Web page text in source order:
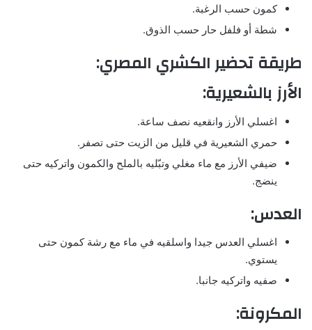
كمون حسب الرغبة.
شطة أو فلفل حار حسب الذوق.
طريقة تحضير الكشري المصري:
الأرز بالشعيرية:
اغسلي الأرز وانقعيه نصف ساعة.
حمري الشعيرية في قليل من الزيت حتى تصفر.
ضيفي الأرز مع ماء مغلي وتبّليه بالملح والكمون واتركيه حتى
ينضج.
العدس:
اغسلي العدس جيدا واسلقيه في ماء مع رشة كمون حتى
يستوي.
صفيه واتركيه جانبا.
المكرونة: